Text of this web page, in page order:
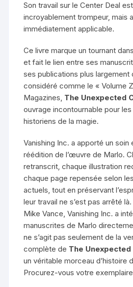
Son travail sur le Center Deal
incroyablement trompeur, mais
immédiatement applicable.
Ce livre marque un tournant
et fait le lien entre ses
ses publications plus
considéré comme le « Volume
Magazines, The Unexpected
ouvrage incontournable pour
historiens de la magie.
Vanishing Inc. a apporté un soin
réédition de l’œuvre de Marlo.
retranscrit, chaque illustration
chaque page repensée selon
actuels, tout en préservant
leur travail ne s’est pas arrêté
Mike Vance, Vanishing Inc. a
manuscrites de Marlo
ne s’agit pas seulement de la
complète de The Unexpected
un véritable morceau d’histoire
Procurez-vous votre exemplaire